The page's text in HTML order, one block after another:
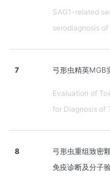
SAG1-related
serodiagnosis of
7 弓形虫精英MGB
Evaluation of
for Diagnosis of
8
弓形虫重组致密
免疫诊断及分子验